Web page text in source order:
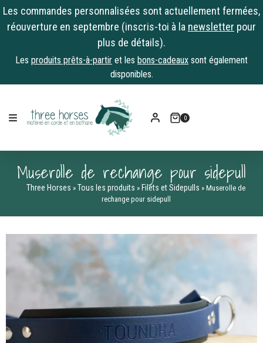
Les commandes personnalisées sont actuellement fermées,
réouverture en septembre (inscris-toi à la newsletter pour
plus de détails).
Les produits prêts-à-partir et les bons-cadeaux sont également
disponibles.
content
0
Muserolle de rechange pour sidepull
Three Horses » Tous les produits » Filets et Sidepulls » Muserolle de
rechange pour sidepull